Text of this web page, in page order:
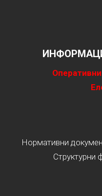
Нормативни
Структурни